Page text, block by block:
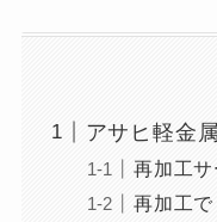
アサヒ軽金
再加工
再加工